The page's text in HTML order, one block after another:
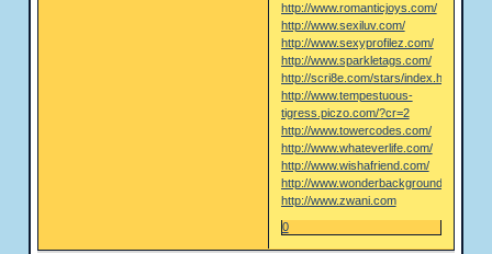
http://www.romanticjoys.com/
http://www.sexiluv.com/
http://www.sexyprofilez.com/
http://www.sparkletags.com/
http://scri8e.com/stars/index.html
http://www.tempestuous-
tigress.piczo.com/?cr=2
http://www.towercodes.com/
http://www.whateverlife.com/
http://www.wishafriend.com/
http://www.wonderbackgrounds.com/
http://www.zwani.com
0